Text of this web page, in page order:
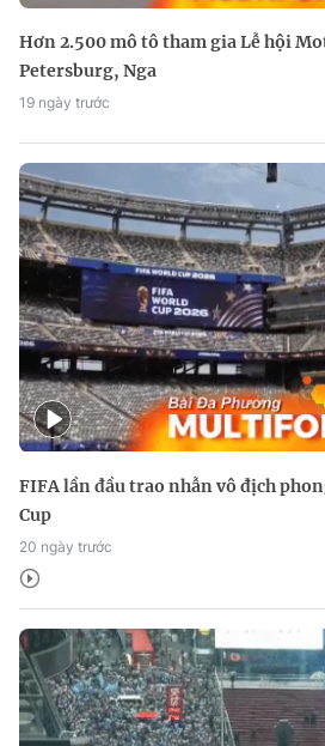
Hơn 2.500 mô tô tham gia Lễ hội
Petersburg, Nga
19 ngày trước
FIFA lần đầu trao nhẫn vô địch
Cup
20 ngày trước